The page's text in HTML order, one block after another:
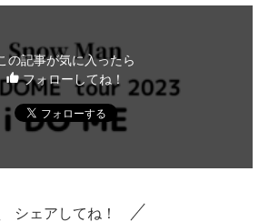
の記事が気に入ったら
フォローしてね！
シェアしてね！